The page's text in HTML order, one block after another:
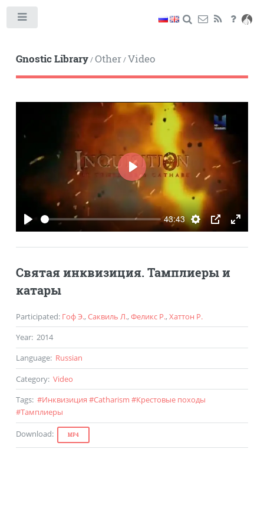
Gnostic Library/Other/Video
PLAY
43:43
SETTINGS
PIP
PLAY
Святая инквизиция. Тамплиеры и
катары
Participated: Гоф Э., Саквиль Л., Феликс Р., Хаттон Р.
Year: 2014
Language: Russian
Category: Video
Tags: #Инквизиция #Catharism #Крестовые походы
#Тамплиеры
Download: MP4